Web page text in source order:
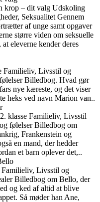
krop – dit valg Udskoling
Seksualitet Gennem
af unge samt opgaver
større viden om seksuelle
eleverne kender deres
Familieliv, Livsstil og
Billedbog. Hvad gør
nye kæreste, og det viser
heks ved navn Marion van..
klasse Familieliv, Livsstil
følelser Billedbog om
Frankenstein og
en mand, der hedder
et barn oplever det,..
Familieliv, Livsstil og
Billedbog om Bello, der
og ked af altid at blive
Så møder han Ane,